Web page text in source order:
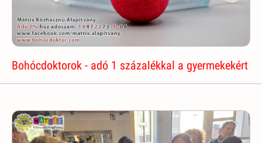
Bohócdoktorok - adó 1 százalékkal a gyermekekért